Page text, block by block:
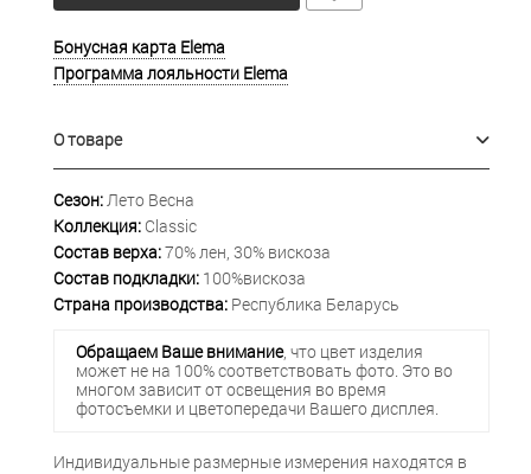
Бонусная карта Elema
Программа лояльности Elema
О товаре
Сезон:Лето Весна
Коллекция: Classic
Состав верха:70% лен, 30% вискоза
Состав подкладки: 100%вискоза
Страна производства: Республика Беларусь
Обращаем Ваше внимание, что цвет изделия
может не на 100% соответствовать фото. Это во
многом зависит от освещения во время
фотосъемки и цветопередачи Вашего дисплея.
Индивидуальные размерные измерения находятся в